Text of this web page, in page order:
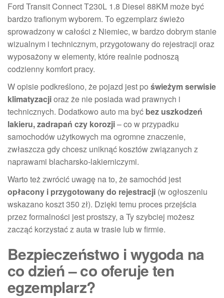
Ford Transit Connect T230L 1.8 Diesel 88KM może być
bardzo trafionym wyborem. To egzemplarz świeżo
sprowadzony w całości z Niemiec, w bardzo dobrym stanie
wizualnym i technicznym, przygotowany do rejestracji oraz
wyposażony w elementy, które realnie podnoszą
codzienny komfort pracy.
W opisie podkreślono, że pojazd jest po świeżym serwisie
klimatyzacjioraz że nie posiada wad prawnych i
technicznych. Dodatkowo auto ma być bez uszkodzeń
lakieru, zadrapań czy korozji– co w przypadku
samochodów użytkowych ma ogromne znaczenie,
zwłaszcza gdy chcesz uniknąć kosztów związanych z
naprawami blacharsko-lakierniczymi.
Warto też zwrócić uwagę na to, że samochód jest
opłacony i przygotowany do rejestracji (w ogłoszeniu
wskazano koszt 350 zł). Dzięki temu proces przejścia
przez formalności jest prostszy, a Ty szybciej możesz
zacząć korzystać z auta w trasie lub w firmie.
Bezpieczeństwo i wygoda na
co dzień – co oferuje ten
egzemplarz?